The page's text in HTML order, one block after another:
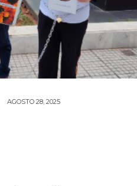
AGOSTO 28, 2025